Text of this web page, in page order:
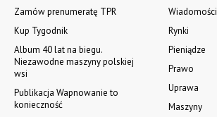
Wiadomości
Rynki
Pieniądze
Prawo
Uprawa
Maszyny
Zamów prenumeratę TPR
Kup Tygodnik
Album 40 lat na biegu.
Niezawodne maszyny polskiej
wsi
Publikacja Wapnowanie to
konieczność